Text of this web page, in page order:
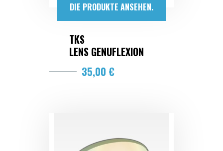
DIE PRODUKTE ANSEHEN.
TKS
LENS GENUFLEXION
35,00 €